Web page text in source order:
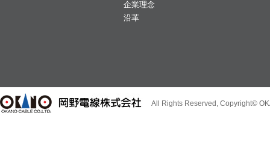
企業理念
沿革
All Rights Reserved, Copyright©